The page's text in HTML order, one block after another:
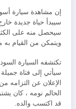
إن مشاهدة سيارة
سيبدأ حياة جديدة
سيحصل منه على
ويتمكن من القيام
تكتشفه السيارة
سيأتي إلى فتاة
الإعلان عن التزامه
الحالم نومه ، كان
قد اكتسب والده.